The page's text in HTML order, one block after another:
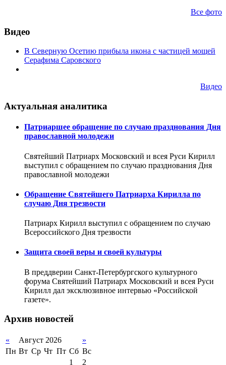
Все фото
Видео
В Северную Осетию прибыла икона с частицей мощей
Серафима Саровского
Видео
Актуальная аналитика
Патриаршее обращение по случаю празднования Дня
православной молодежи
Святейший Патриарх Московский и всея Руси Кирилл
выступил с обращением по случаю празднования Дня
православной молодежи
Обращение Святейшего Патриарха Кирилла по
случаю Дня трезвости
Патриарх Кирилл выступил с обращением по случаю
Всероссийского Дня трезвости
Защита своей веры и своей культуры
В преддверии Санкт-Петербургского культурного
форума Святейший Патриарх Московский и всея Руси
Кирилл дал эксклюзивное интервью «Российской
газете».
Архив новостей
« Август 2026
»
Пн Вт Ср Чт Пт Сб Вс
1
2